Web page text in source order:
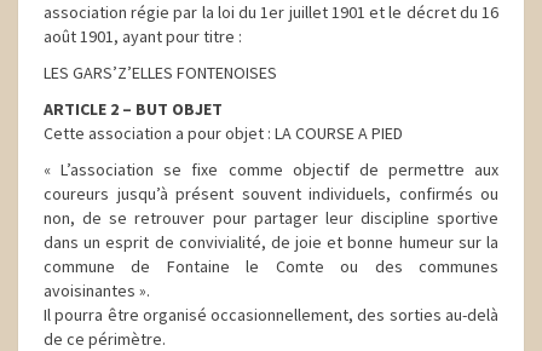
association régie par la loi du 1er juillet 1901 et le décret du 16
août 1901, ayant pour titre :
LES GARS’Z’ELLES FONTENOISES
ARTICLE 2 – BUT OBJET
Cette association a pour objet : LA COURSE A PIED
« L’association se fixe comme objectif de permettre aux
coureurs jusqu’à présent souvent individuels, confirmés ou
non, de se retrouver pour partager leur discipline sportive
dans un esprit de convivialité, de joie et bonne humeur sur la
commune de Fontaine le Comte ou des communes
avoisinantes ».
Il pourra être organisé occasionnellement, des sorties au-delà
de ce périmètre.